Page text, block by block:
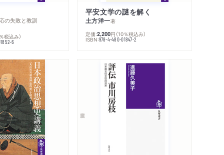
言か？
立へ
ール
モンゴルの存立
寄せて――歴史にささったトゲ
の失敗と教訓
税込み）
6
平安文学の謎を解く
土方洋一著
定価:2,200円 （10％税込み）
ISBN:978-4-480-01847-2